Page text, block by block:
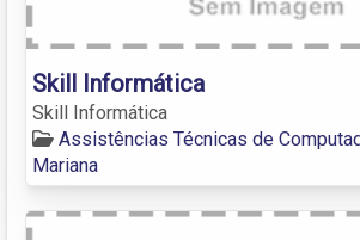
Skill Informática
Skill Informática
Assistências Técnicas de
Mariana